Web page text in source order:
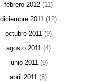
febrero 2012(11)
diciembre 2011(12)
octubre 2011(9)
agosto 2011(4)
junio 2011(9)
abril 2011 (8)